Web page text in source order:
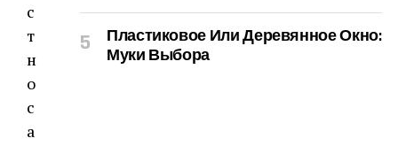
с
т
н
о
с
а
Пластиковое Или Деревянное Окно:
Муки Выбора